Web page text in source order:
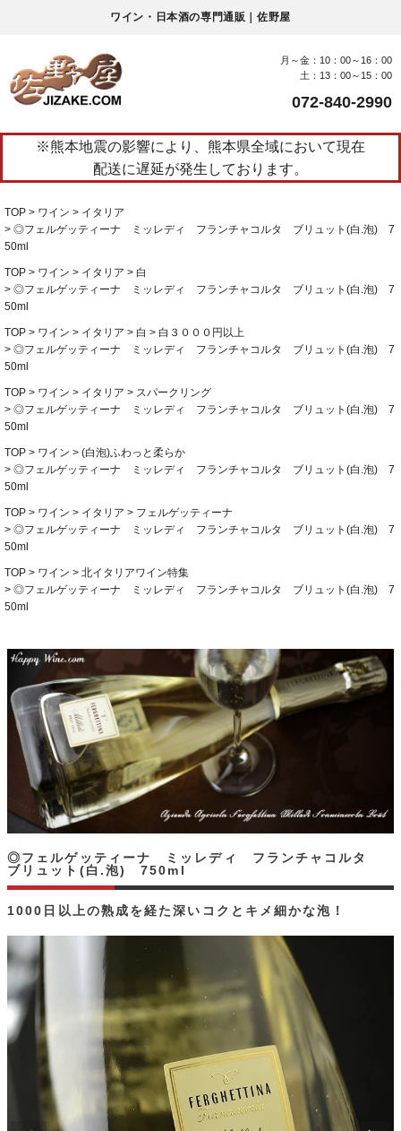
ワイン・日本酒の専門通販｜佐野屋
月～金：10：00～16：00
土：13：00～15：00
072-840-2990
※熊本地震の影響により、熊本県全域において現在
配送に遅延が発生しております。
TOP ワイン
イタリア
◎フェルゲッティーナ ミッレディ フランチャコルタ ブリュット(白.泡) 7
50ml
TOP ワイン イタリア
白
◎フェルゲッティーナ ミッレディ フランチャコルタ ブリュット(白.泡) 7
50ml
TOP ワイン イタリア 白
白３０００円以上
◎フェルゲッティーナ ミッレディ フランチャコルタ ブリュット(白.泡) 7
50ml
TOP ワイン イタリア
スパークリング
◎フェルゲッティーナ ミッレディ フランチャコルタ ブリュット(白.泡) 7
50ml
TOP ワイン
(白泡)ふわっと柔らか
◎フェルゲッティーナ ミッレディ フランチャコルタ ブリュット(白.泡) 7
50ml
TOP ワイン イタリア
フェルゲッティーナ
◎フェルゲッティーナ ミッレディ フランチャコルタ ブリュット(白.泡) 7
50ml
TOP ワイン
北イタリアワイン特集
◎フェルゲッティーナ ミッレディ フランチャコルタ ブリュット(白.泡) 7
50ml
1000日以上の熟成を経た深いコクとキメ細かな泡！
◎フェルゲッティーナ ミッレディ フランチャコルタ
ブリュット(白.泡) 750ml